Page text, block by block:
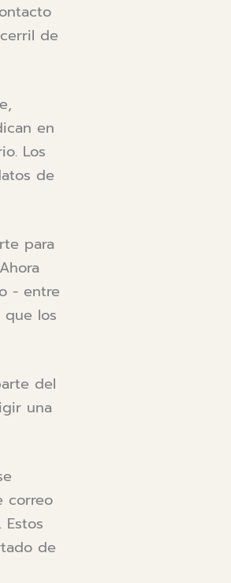
de
en
Los
de
para
- entre
los
del
una
correo
de